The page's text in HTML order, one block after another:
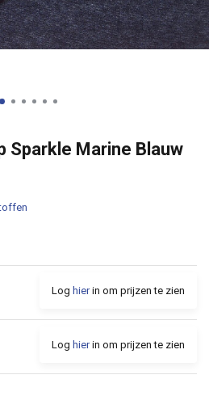
Sparkle Marine Blauw
Log hierin om prijzen te zien
Log hierin om prijzen te zien